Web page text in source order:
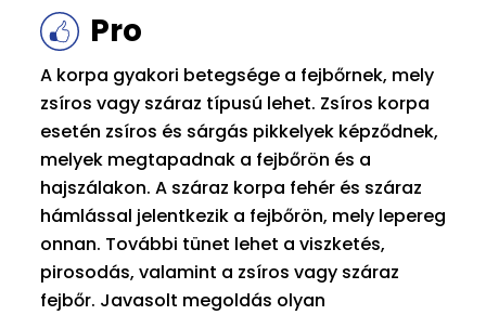
Pro
A korpa gyakori betegsége a fejbőrnek, mely
zsíros vagy száraz típusú lehet. Zsíros korpa
esetén zsíros és sárgás pikkelyek képződnek,
melyek megtapadnak a fejbőrön és a
hajszálakon. A száraz korpa fehér és száraz
hámlással jelentkezik a fejbőrön, mely lepereg
onnan. További tünet lehet a viszketés,
pirosodás, valamint a zsíros vagy száraz
fejbőr. Javasolt megoldás olyan